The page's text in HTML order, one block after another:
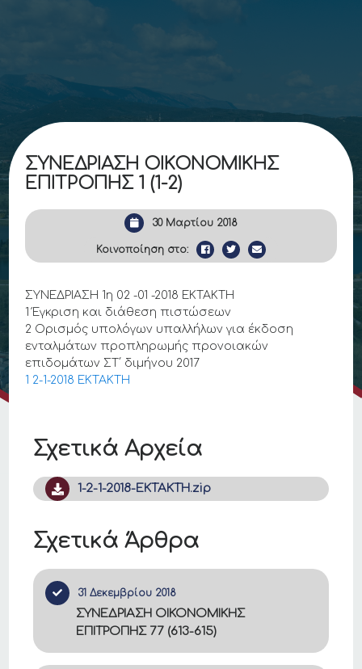
Σχετικά Αρχεία
1-2-1-2018-ΕΚΤΑΚΤΗ.zip
Σχετικά Άρθρα
31 Δεκεμβρίου 2018
ΣΥΝΕΔΡΙΑΣΗ ΟΙΚΟΝΟΜΙΚΗΣ
ΕΠΙΤΡΟΠΗΣ 77 (613-615)
ΣΥΝΕΔΡΙΑΣΗ ΟΙΚΟΝΟΜΙΚΗΣ
ΕΠΙΤΡΟΠΗΣ 1 (1-2)
30 Μαρτίου 2018
Κοινοποίηση στο:
ΣΥΝΕΔΡΙΑΣΗ 1η 02 -01 -2018 ΕΚΤΑΚΤΗ
1 Έγκριση και διάθεση πιστώσεων
2 Ορισμός υπολόγων υπαλλήλων για έκδοση
ενταλμάτων προπληρωμής προνοιακών
επιδομάτων ΣΤ΄ διμήνου 2017
1 2-1-2018 ΕΚΤΑΚΤΗ